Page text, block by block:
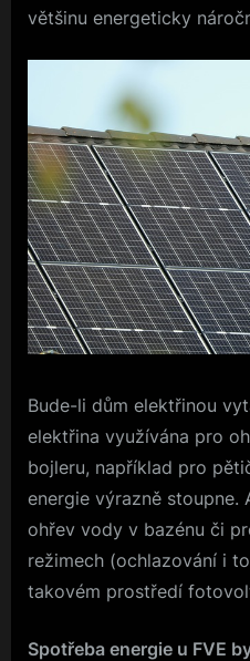
většinu energeticky
Bude-li dům elektřinou
elektřina využívána pro
bojleru, například pro
energie výrazně stoupne.
ohřev vody v bazénu či
režimech (ochlazování i
takovém prostředí
Spotřeba energie u FVE